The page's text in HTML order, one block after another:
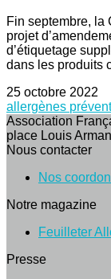
Fin septembre, la
projet
d’étiquetage
dans les produits
25 octobre 2022
allergènes
Association
place Louis
Nous contacter
Nos
Notre magazine
Feuilleter
Presse